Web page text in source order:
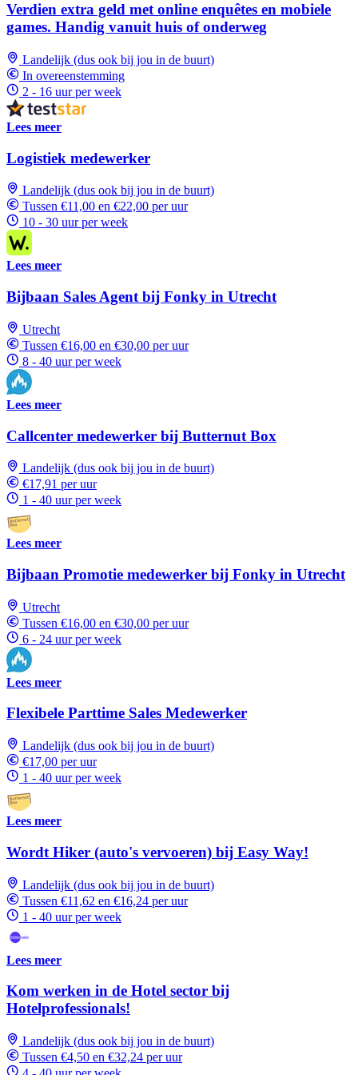
Verdien extra geld met online enquêtes en mobiele
games. Handig vanuit huis of onderweg
Landelijk (dus ook bij jou in de buurt)
In overeenstemming
2 - 16 uur per week
Lees meer
Logistiek medewerker
Landelijk (dus ook bij jou in de buurt)
Tussen €11,00 en €22,00 per uur
10 - 30 uur per week
Lees meer
Bijbaan Sales Agent bij Fonky in Utrecht
Utrecht
Tussen €16,00 en €30,00 per uur
8 - 40 uur per week
Lees meer
Callcenter medewerker bij Butternut Box
Landelijk (dus ook bij jou in de buurt)
€17,91 per uur
1 - 40 uur per week
Lees meer
Bijbaan Promotie medewerker bij Fonky in Utrecht
Utrecht
Tussen €16,00 en €30,00 per uur
6 - 24 uur per week
Lees meer
Flexibele Parttime Sales Medewerker
Landelijk (dus ook bij jou in de buurt)
€17,00 per uur
1 - 40 uur per week
Lees meer
Wordt Hiker (auto's vervoeren) bij Easy Way!
Landelijk (dus ook bij jou in de buurt)
Tussen €11,62 en €16,24 per uur
1 - 40 uur per week
Lees meer
Kom werken in de Hotel sector bij
Hotelprofessionals!
Landelijk (dus ook bij jou in de buurt)
Tussen €4,50 en €32,24 per uur